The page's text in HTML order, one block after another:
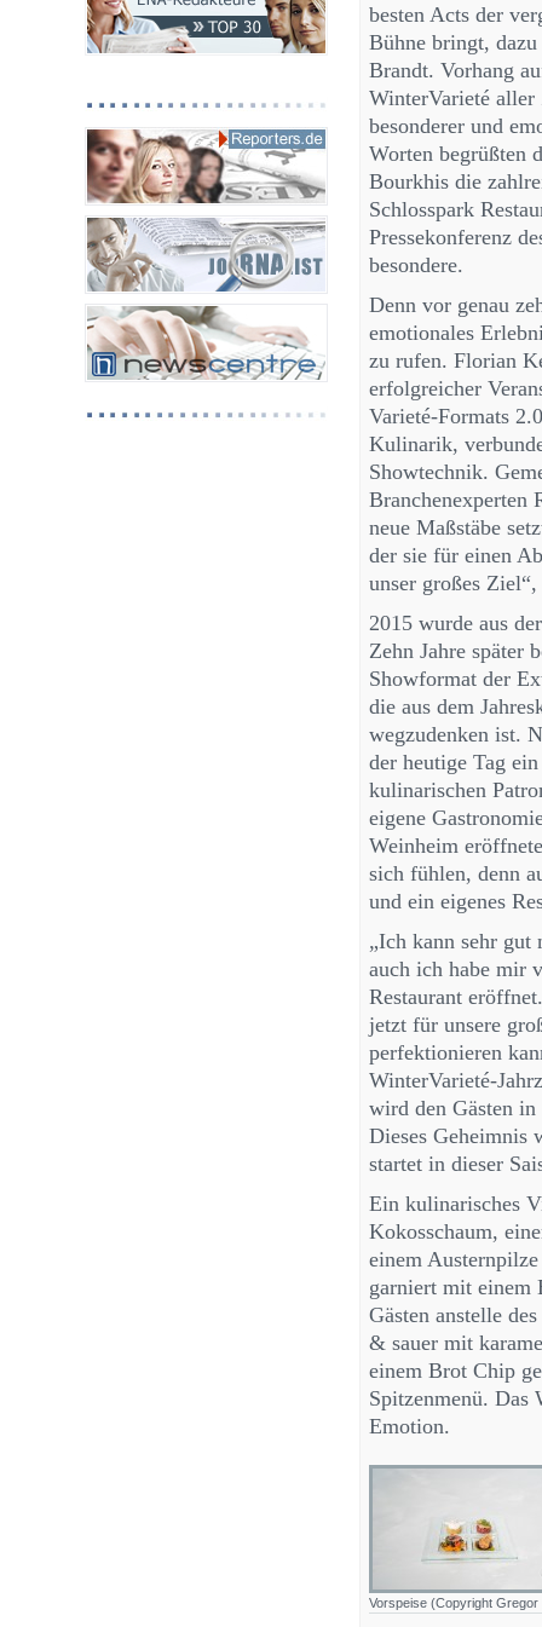
besten Acts der
Bühne bringt,
Brandt. Vorhang
WinterVarieté aller
besonderer und
Worten begrüßten
Bourkhis die
Schlosspark
Pressekonferenz
besondere.
Denn vor genau
emotionales
zu rufen. Florian
erfolgreicher
Varieté-Formats
Kulinarik,
Showtechnik.
Branchenexperten
neue Maßstäbe
der sie für einen
unser großes
2015 wurde aus
Zehn Jahre später
Showformat der
die aus dem
wegzudenken ist.
der heutige Tag
kulinarischen
eigene
Weinheim
sich fühlen, denn
und ein eigenes
„Ich kann sehr gut
auch ich habe mir
Restaurant
jetzt für unsere
perfektionieren
WinterVarieté-
wird den Gästen in
Dieses Geheimnis
startet in dieser
Ein kulinarisches
Kokosschaum,
einem
garniert mit einem
Gästen anstelle
& sauer mit
einem Brot Chip
Spitzenmenü. Das
Emotion.
Vorspeise (Copyright Gregor